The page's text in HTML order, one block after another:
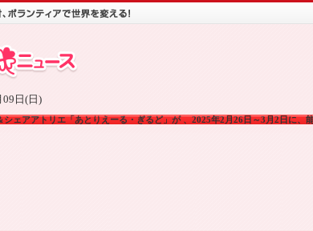
09日(日)
シェアアトリエ「あとりえーる・ぎるど」が 、2025年2月26日～3月2日に、